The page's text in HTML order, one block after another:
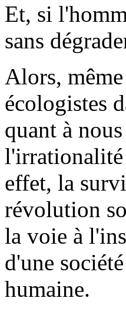
Et, si
sans
Alors,
écologistes
quant à
l'irrationalité
effet, la
révolution
la voie à
d'une
humaine.